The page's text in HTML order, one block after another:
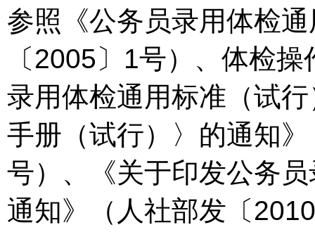
参照《公务员录用体检
〔2005〕1号）、体检
录用体检通用标准（试
手册（试行）〉的通知
号）、《关于印发公务
通知》（人社部发〔